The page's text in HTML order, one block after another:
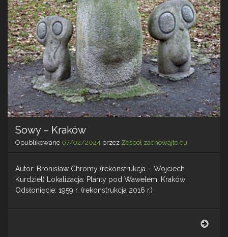
Sowy – Kraków
Opublikowane 07/02/2024 przez Zespół zachowajto.eu
Autor: Bronisław Chromy (rekonstrukcja – Wojciech
Kurdziel) Lokalizacja: Planty pod Wawelem, Kraków
Odsłonięcie: 1959 r. (rekonstrukcja 2016 r.)